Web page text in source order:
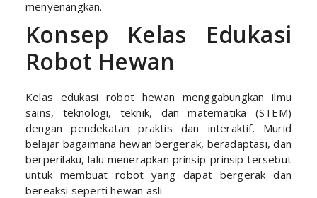
menyenangkan.
Konsep Kelas Edukasi
Robot Hewan
Kelas edukasi robot hewan menggabungkan ilmu
sains, teknologi, teknik, dan matematika (STEM)
dengan pendekatan praktis dan interaktif. Murid
belajar bagaimana hewan bergerak, beradaptasi, dan
berperilaku, lalu menerapkan prinsip-prinsip tersebut
untuk membuat robot yang dapat bergerak dan
bereaksi seperti hewan asli.